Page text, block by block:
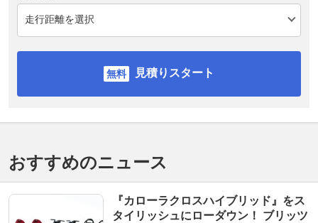
見積りスタート
おすすめのニュース
『カローラクロスハイブリッド』をス
タイリッシュにローダウン！ ブリッツ